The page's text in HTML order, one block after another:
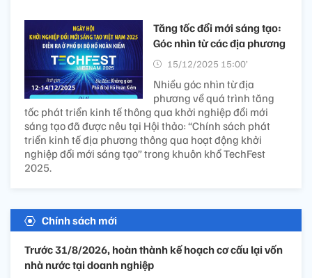
Tăng tốc đổi mới sáng tạo:
Góc nhìn từ các địa phương
15/12/2025 15:00’
Nhiều góc nhìn từ địa
phương về quá trình tăng
tốc phát triển kinh tế thông qua khởi nghiệp đổi mới
sáng tạo đã được nêu tại Hội thảo: “Chính sách phát
triển kinh tế địa phương thông qua hoạt động khởi
nghiệp đổi mới sáng tạo” trong khuôn khổ TechFest
2025.
Chính sách mới
Trước 31/8/2026, hoàn thành kế hoạch cơ cấu lại vốn
nhà nước tại doanh nghiệp